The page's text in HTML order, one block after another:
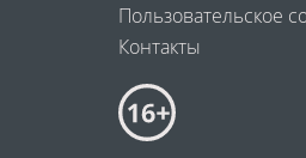
Пользовательское
Контакты